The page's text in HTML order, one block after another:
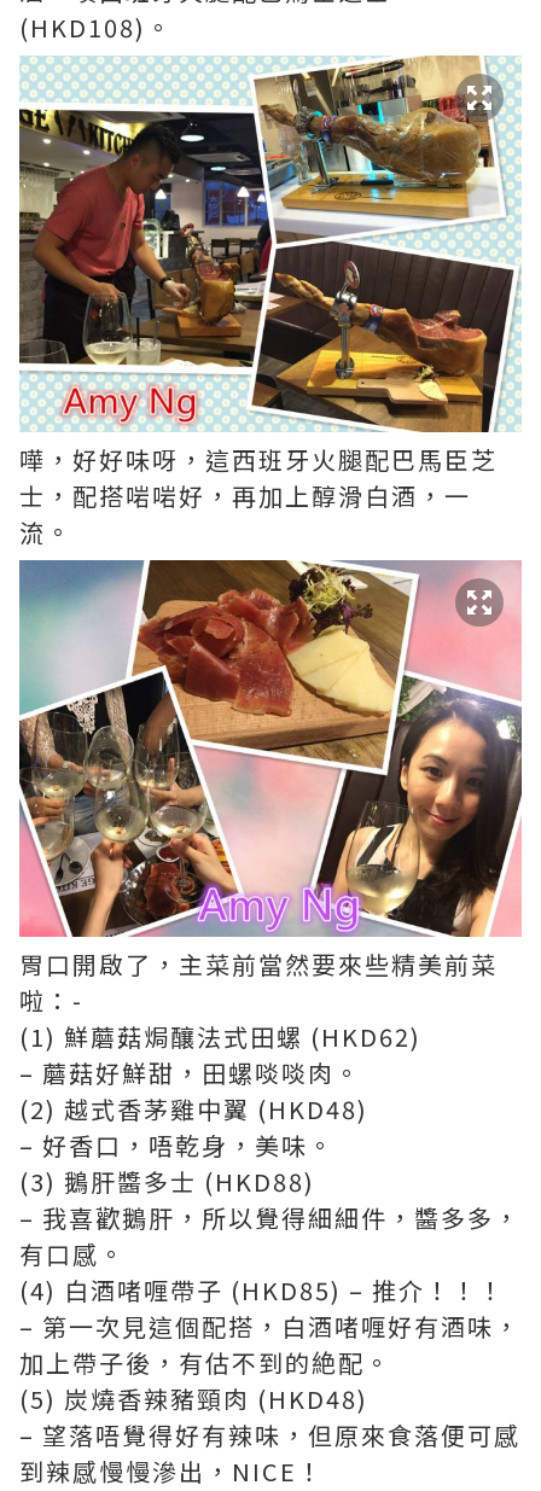
(HKD108)。
嘩，好好味呀，這西班牙火腿配巴馬臣芝
士，配搭啱啱好，再加上醇滑白酒，一
流。
胃口開啟了，主菜前當然要來些精美前菜
啦：-
(1) 鮮蘑菇焗釀法式田螺 (HKD62)
– 蘑菇好鮮甜，田螺啖啖肉。
(2) 越式香茅雞中翼 (HKD48)
– 好香口，唔乾身，美味。
(3) 鵝肝醬多士 (HKD88)
– 我喜歡鵝肝，所以覺得細細件，醬多多，
有口感。
(4) 白酒啫喱帶子 (HKD85) – 推介！！！
– 第一次見這個配搭，白酒啫喱好有酒味，
加上帶子後，有估不到的絶配。
(5) 炭燒香辣豬頸肉 (HKD48)
– 望落唔覺得好有辣味，但原來食落便可感
到辣感慢慢滲出，NICE！